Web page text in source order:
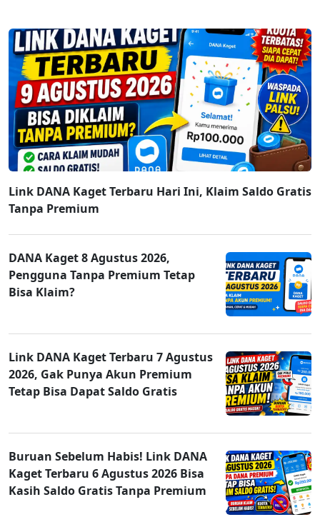
Link DANA Kaget Terbaru Hari Ini, Klaim Saldo Gratis
Tanpa Premium
DANA Kaget 8 Agustus 2026,
Pengguna Tanpa Premium Tetap
Bisa Klaim?
Link DANA Kaget Terbaru 7 Agustus
2026, Gak Punya Akun Premium
Tetap Bisa Dapat Saldo Gratis
Buruan Sebelum Habis! Link DANA
Kaget Terbaru 6 Agustus 2026 Bisa
Kasih Saldo Gratis Tanpa Premium